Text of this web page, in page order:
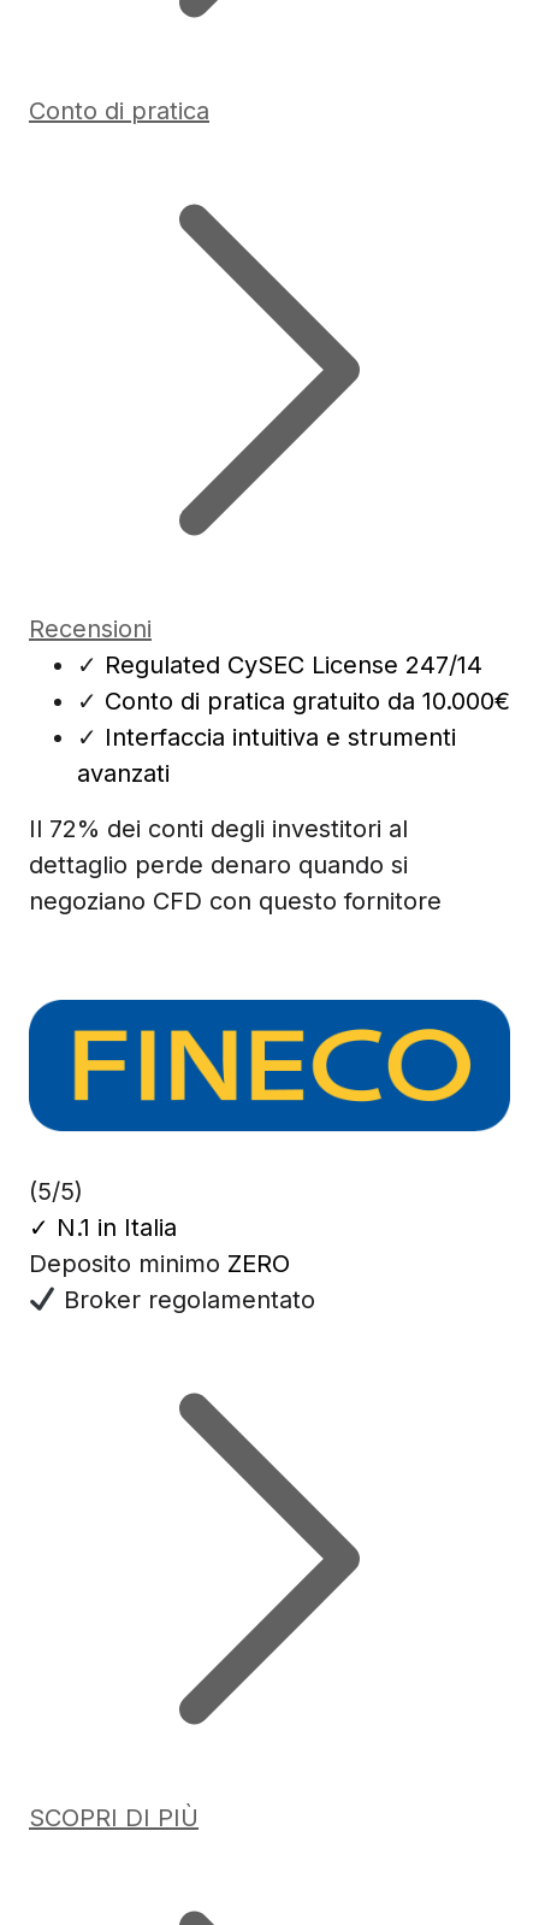
Conto di pratica
Recensioni
✓ Regulated CySEC License 247/14
✓ Conto di pratica gratuito da 10.000€
✓ Interfaccia intuitiva e strumenti
avanzati
Il 72% dei conti degli investitori al
dettaglio perde denaro quando si
negoziano CFD con questo fornitore
(5/5)
✓ N.1 in Italia
Deposito minimo ZERO
Broker regolamentato
SCOPRI DI PIÙ